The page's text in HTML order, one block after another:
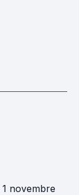
1 novembre